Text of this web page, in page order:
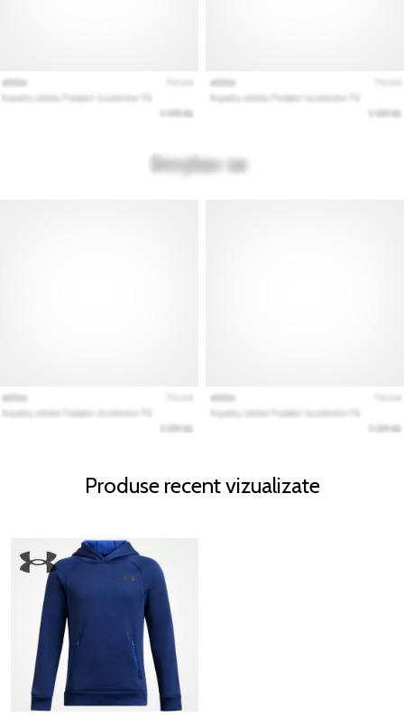
Produse recent vizualizate